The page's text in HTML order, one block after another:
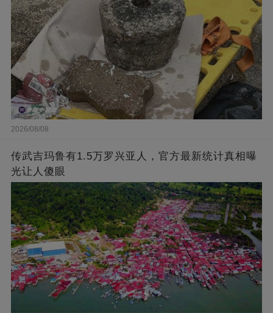
2026/08/08
传武吉玛鲁有1.5万罗兴亚人，官方最新统计真相曝
光让人傻眼